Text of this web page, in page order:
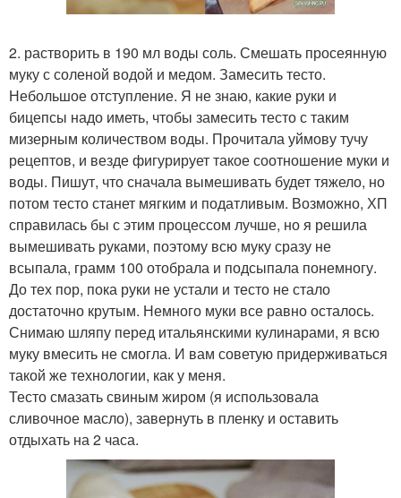
2. растворить в 190 мл воды соль. Смешать просеянную
муку с соленой водой и медом. Замесить тесто.
Небольшое отступление. Я не знаю, какие руки и
бицепсы надо иметь, чтобы замесить тесто с таким
мизерным количеством воды. Прочитала уймову тучу
рецептов, и везде фигурирует такое соотношение муки и
воды. Пишут, что сначала вымешивать будет тяжело, но
потом тесто станет мягким и податливым. Возможно, ХП
справилась бы с этим процессом лучше, но я решила
вымешивать руками, поэтому всю муку сразу не
всыпала, грамм 100 отобрала и подсыпала понемногу.
До тех пор, пока руки не устали и тесто не стало
достаточно крутым. Немного муки все равно осталось.
Снимаю шляпу перед итальянскими кулинарами, я всю
муку вмесить не смогла. И вам советую придерживаться
такой же технологии, как у меня.
Тесто смазать свиным жиром (я использовала
сливочное масло), завернуть в пленку и оставить
отдыхать на 2 часа.